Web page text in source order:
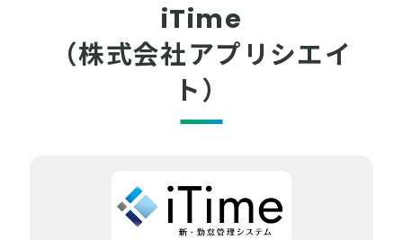
iTime
（株式会社アプリシエイ
ト）